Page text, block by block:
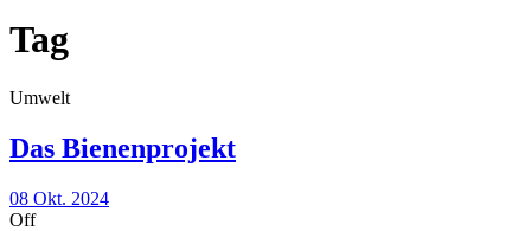
Tag
Umwelt
Das Bienenprojekt
08 Okt. 2024
Off